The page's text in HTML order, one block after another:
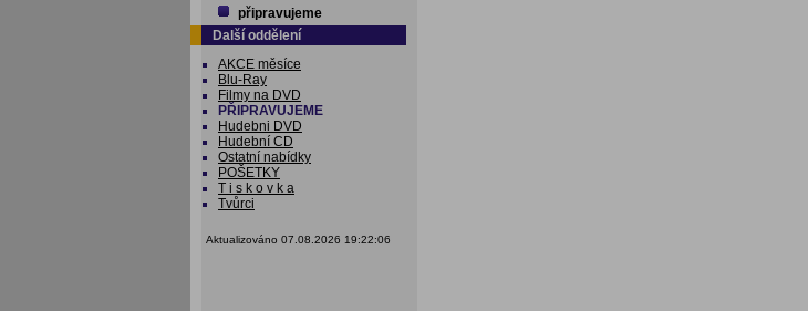
připravujeme
Další oddělení
AKCE měsíce
Blu-Ray
Filmy na DVD
PŘIPRAVUJEME
Hudebni DVD
Hudební CD
Ostatní nabídky
POŠETKY
T i s k o v k a
Tvůrci
Aktualizováno 07.08.2026 19:22:06